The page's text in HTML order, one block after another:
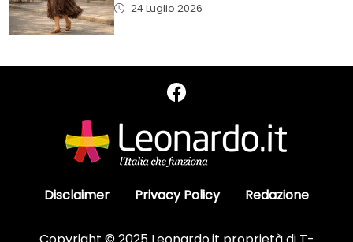
24 Luglio 2026
Disclaimer Privacy Policy Redazione